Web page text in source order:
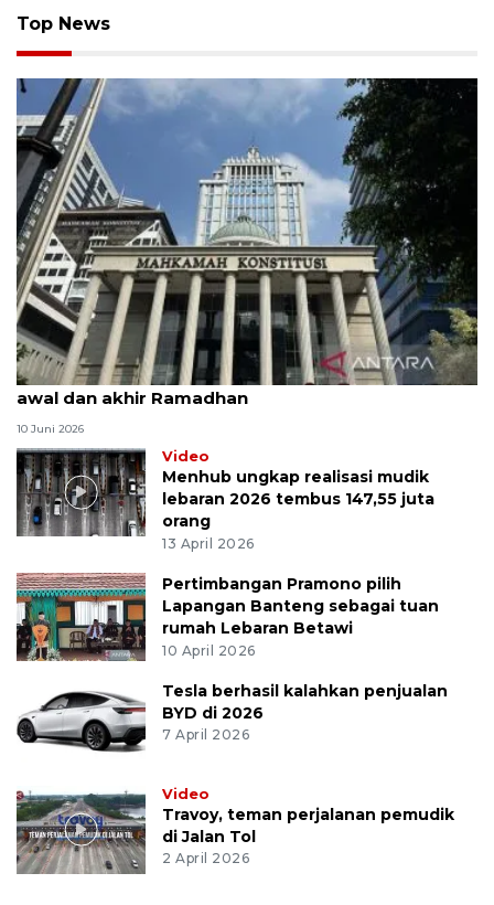
Top News
MK uji materi UU Peradilan Agama perihal isbat
awal dan akhir Ramadhan
10 Juni 2026
Video
Menhub ungkap realisasi mudik
lebaran 2026 tembus 147,55 juta
orang
13 April 2026
Pertimbangan Pramono pilih
Lapangan Banteng sebagai tuan
rumah Lebaran Betawi
10 April 2026
Tesla berhasil kalahkan penjualan
BYD di 2026
7 April 2026
Video
Travoy, teman perjalanan pemudik
di Jalan Tol
2 April 2026